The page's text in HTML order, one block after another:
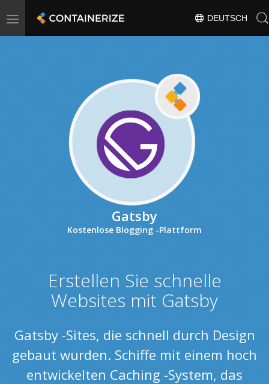
Toggle
DEUTSCH
Gatsby
Kostenlose Blogging -Plattform
Erstellen Sie schnelle
Websites mit Gatsby
Gatsby -Sites, die schnell durch Design
gebaut wurden. Schiffe mit einem hoch
entwickelten Caching -System, das